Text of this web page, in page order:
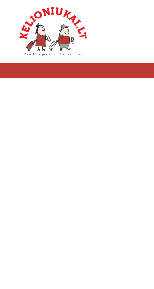
Kelioniukai
LT
Svarbios prekės Jūsų kelionei